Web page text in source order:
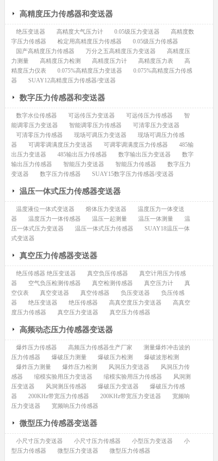
高精度压力传感器和变送器
绝压变送器 高精度大气压力计 0.05级压力变送器
高精度数
字压力传感器
检定用高精度压力传感器
0.05级压力传感器
国产高精度压力传感器
万分之五高精度压力变送器
高精度压
力测量
高精度压力检测 高精度压力计 高精度压力表
高
精度压力仪表
0.075%高精度压力变送器
0.075%高精度压力传感
器
SUAY12高精度压力传感器/变送器
数字压力传感器和变送器
数字水位传感器 可远传压力变送器 可远传压力传感器
智
能调零压力变送器
智能调零压力传感器
可清零压力变送器
可清零压力传感器
现场可调压力变送器
现场可调压力传感
器
可调零调满度压力变送器 可调零调满度压力传感器
485输
出压力变送器
485输出压力传感器 数字输出压力变送器
数字
输出压力传感器
智能压力变送器 智能压力传感器
数字压力
变送器
数字压力传感器 SUAY15数字压力传感器/变送器
温压一体式压力传感器变送器
温度液位一体式变送器 熔体压力变送器
温度压力一体变送
器
温度压力一体传感器 温压一起测量 温压一体测量
温
压一体式压力变送器
温压一体式压力传感器
SUAY18温压一体
式变送器
真空压力传感器变送器
绝压传感器 绝压变送器 真空负压传感器
真空计用压力传感
器
空气负压检测传感器 真空检测传感器 真空压力计
真
空仪表
真空变送器 真空传感器 负压变送器
负压传感
器
绝压变送器 绝压传感器 高真空度压力变送器
高真空
度压力传感器
真空压力变送器 真空压力传感器
高频动态压力传感器变送器
爆炸压力传感器 高频压力传感器生产厂家
测量爆炸冲击波的
压力传感器
爆破压力测量 爆破压力检测
爆破波形检测
爆炸压力测量
爆炸压力检测 风洞压力变送器
风洞压力传
感器
缩模实验用压力变送器 缩模实验用压力传感器
风洞测
压变送器
风洞测压传感器 爆破压力变送器
爆破压力传感
器
200KHz带宽压力传感器 200KHz带宽压力变送器
宽频响
压力变送器
宽频响压力传感器
微型压力传感器变送器
小尺寸压力变送器 小尺寸压力传感器 小型压力变送器
小
型压力传感器
微型压力变送器 微型压力传感器